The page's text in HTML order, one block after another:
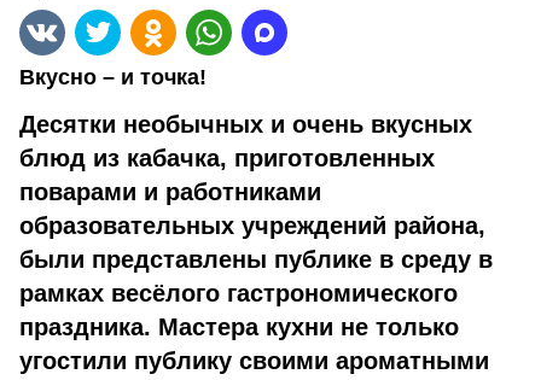
Вкусно – и точка!
Десятки необычных и очень вкусных
блюд из кабачка, приготовленных
поварами и работниками
образовательных учреждений района,
были представлены публике в среду в
рамках весёлого гастрономического
праздника. Мастера кухни не только
угостили публику своими ароматными